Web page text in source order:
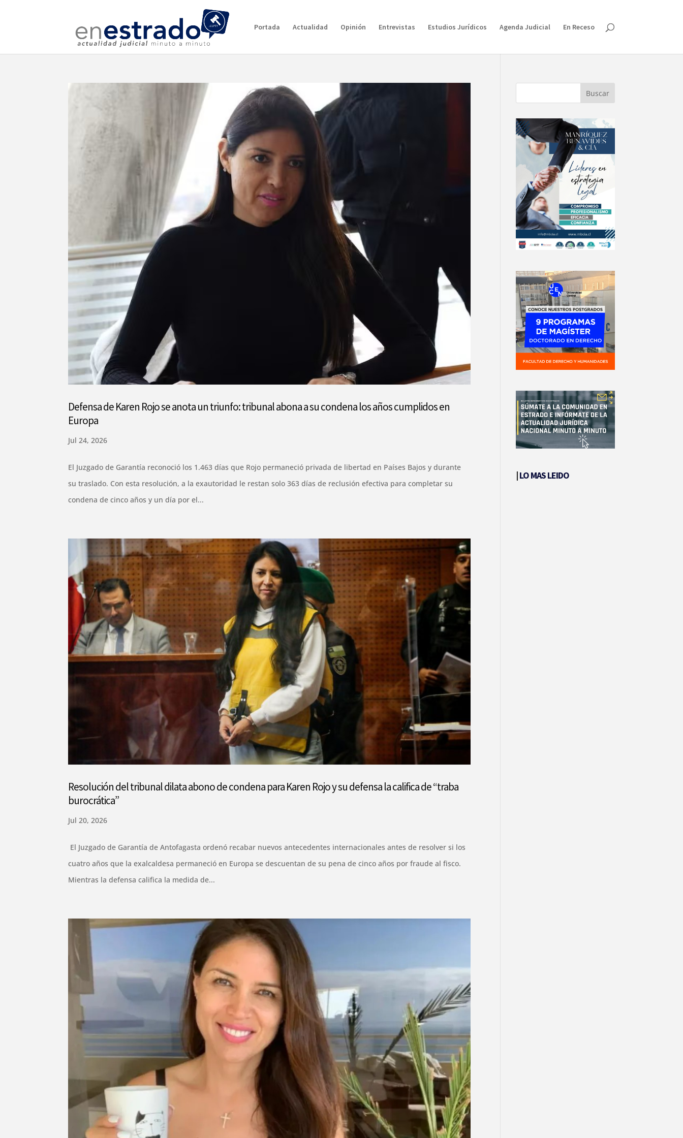
Portada Actualidad Opinión Entrevistas Estudios Jurídicos Agenda Judicial En Receso
Defensa de Karen Rojo se anota un triunfo: tribunal abona a su condena los años cumplidos en
Europa
Jul 24, 2026
El Juzgado de Garantía reconoció los 1.463 días que Rojo permaneció privada de libertad en Países Bajos y durante
su traslado. Con esta resolución, a la exautoridad le restan solo 363 días de reclusión efectiva para completar su
condena de cinco años y un día por el...
Resolución del tribunal dilata abono de condena para Karen Rojo y su defensa la califica de “traba
burocrática”
Jul 20, 2026
El Juzgado de Garantía de Antofagasta ordenó recabar nuevos antecedentes internacionales antes de resolver si los
cuatro años que la exalcaldesa permaneció en Europa se descuentan de su pena de cinco años por fraude al fisco.
Mientras la defensa califica la medida de...
|LO MAS LEIDO